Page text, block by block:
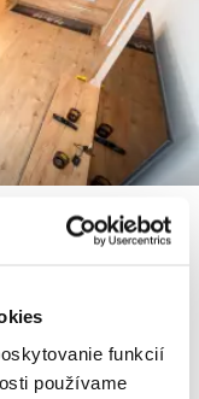
funkcií
používame